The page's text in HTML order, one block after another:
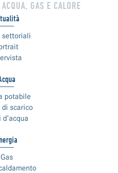
GAS E CALORE
settoriali
potabile
di scarico
d’acqua
Gas